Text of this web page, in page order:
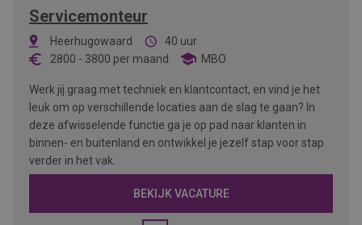
Servicemonteur
Heerhugowaard
40 uur
2800 - 3800 per maand MBO
Werk jij graag met techniek en klantcontact, en vind je het
leuk om op verschillende locaties aan de slag te gaan? In
deze afwisselende functie ga je op pad naar klanten in
binnen- en buitenland en ontwikkel je jezelf stap voor stap
verder in het vak.
BEKIJK VACATURE